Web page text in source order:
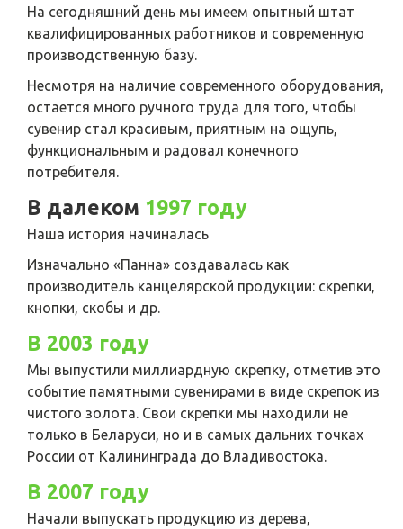
На сегодняшний день мы имеем опытный штат
квалифицированных работников и современную
производственную базу.
Несмотря на наличие современного оборудования,
остается много ручного труда для того, чтобы
сувенир стал красивым, приятным на ощупь,
функциональным и радовал конечного
потребителя.
В далеком 1997 году
Наша история начиналась
Изначально «Панна» создавалась как
производитель канцелярской продукции: скрепки,
кнопки, скобы и др.
В 2003 году
Мы выпустили миллиардную скрепку, отметив это
событие памятными сувенирами в виде скрепок из
чистого золота. Свои скрепки мы находили не
только в Беларуси, но и в самых дальних точках
России от Калининграда до Владивостока.
В 2007 году
Начали выпускать продукцию из дерева,